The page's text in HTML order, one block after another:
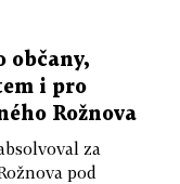
občany,
i pro
Rožnova
za
pod